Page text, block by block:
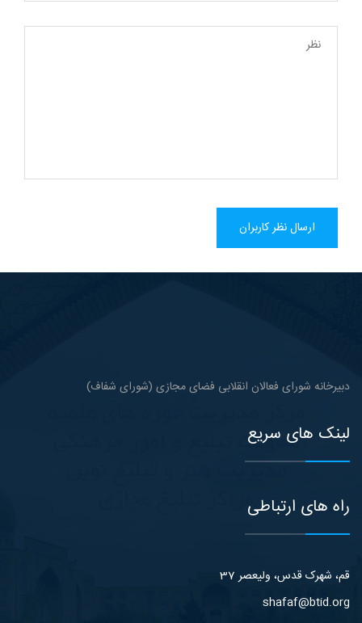
ارسال نظر کاربران
دبیرخانه شورای فعالان انقلابی فضای مجازی (شورای شفاف)
لینک های سریع
راه های ارتباطی
قم، شهرک قدس، ولیعصر 37
shafaf@btid.org